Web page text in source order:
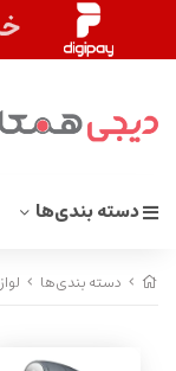
دسته بندی‌ها
دسته بندی‌ها